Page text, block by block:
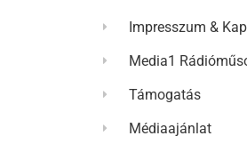
Impresszum &
Media1
Támogatás
Médiaajánlat